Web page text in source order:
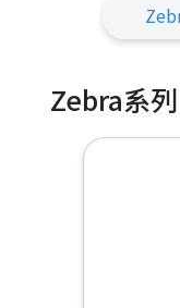
Zebra系列